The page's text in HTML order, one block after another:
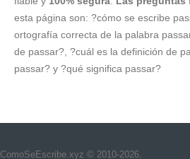
esta página son: ?cómo se escribe
ortografía correcta de la palabra
de passar?, ?cuál es la definición de
passar? y ?qué significa passar?
ComoSeEscribe.xyz © 2010-2026.